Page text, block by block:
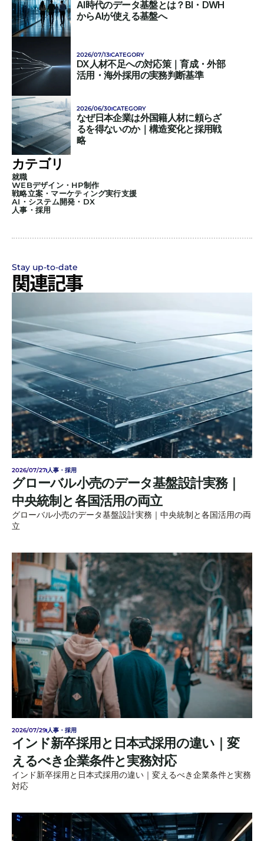
AI時代のデータ基盤とは？BI・DWH
からAIが使える基盤へ
2026/07/13CATEGORY
DX人材不足への対応策｜育成・外部
活用・海外採用の実務判断基準
2026/06/30CATEGORY
なぜ日本企業は外国籍人材に頼らざ
るを得ないのか｜構造変化と採用戦
略
カテゴリ
就職
WEBデザイン・HP制作
戦略立案・マーケティング実行支援
AI・システム開発・DX
人事・採用
Stay up-to-date
関連記事
2026/07/27 人事・採用
グローバル小売のデータ基盤設計実務｜
中央統制と各国活用の両立
グローバル小売のデータ基盤設計実務｜中央統制と各国活用の両
立
2026/07/29 人事・採用
インド新卒採用と日本式採用の違い｜変
えるべき企業条件と実務対応
インド新卒採用と日本式採用の違い｜変えるべき企業条件と実務
対応